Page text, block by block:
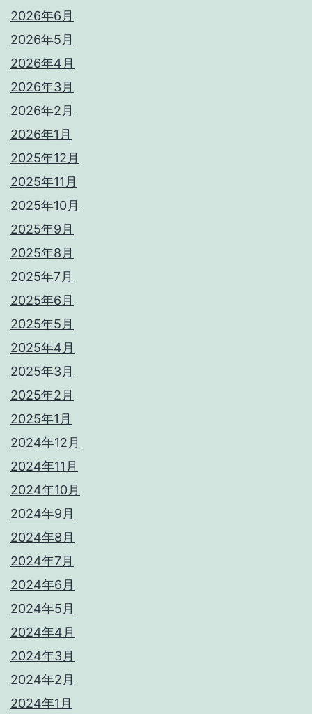
2026年6月
2026年5月
2026年4月
2026年3月
2026年2月
2026年1月
2025年12月
2025年11月
2025年10月
2025年9月
2025年8月
2025年7月
2025年6月
2025年5月
2025年4月
2025年3月
2025年2月
2025年1月
2024年12月
2024年11月
2024年10月
2024年9月
2024年8月
2024年7月
2024年6月
2024年5月
2024年4月
2024年3月
2024年2月
2024年1月